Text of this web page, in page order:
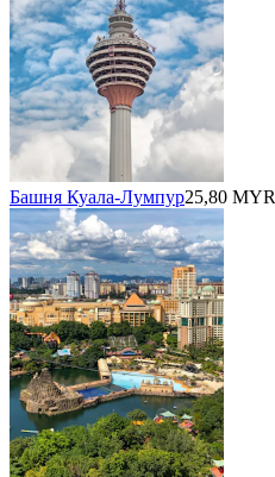
Башня Куала-Лумпур25,80 MYR